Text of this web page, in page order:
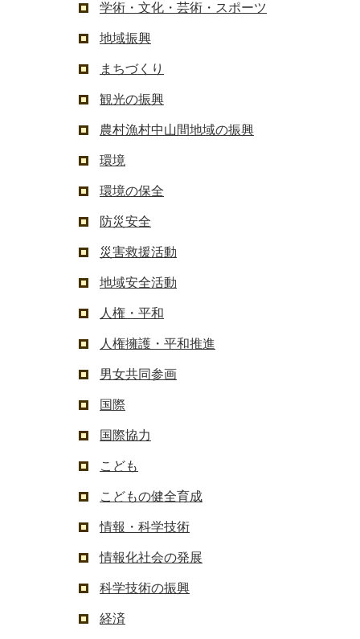
学術・文化・芸術・スポーツ
地域振興
まちづくり
観光の振興
農村漁村中山間地域の振興
環境
環境の保全
防災安全
災害救援活動
地域安全活動
人権・平和
人権擁護・平和推進
男女共同参画
国際
国際協力
こども
こどもの健全育成
情報・科学技術
情報化社会の発展
科学技術の振興
経済